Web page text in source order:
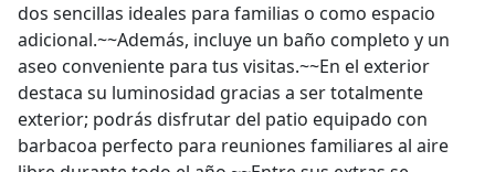
dos sencillas ideales para familias o como espacio
adicional.~~Además, incluye un baño completo y un
aseo conveniente para tus visitas.~~En el exterior
destaca su luminosidad gracias a ser totalmente
exterior; podrás disfrutar del patio equipado con
barbacoa perfecto para reuniones familiares al aire